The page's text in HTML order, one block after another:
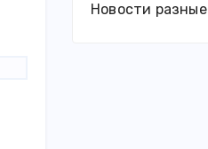
Новости разные